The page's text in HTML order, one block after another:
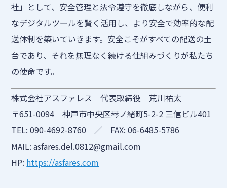
社」として、安全管理と法令遵守を徹底しながら、便利
なデジタルツールを賢く活用し、より安全で効率的な配
送体制を築いていきます。安全こそがすべての配送の土
台であり、それを無理なく続ける仕組みづくりが私たち
の使命です。
株式会社アスファレス 代表取締役 荒川祐太
〒651-0094 神戸市中央区琴ノ緒町5-2-2 三信ビル401
TEL: 090-4692-8760 ／ FAX: 06-6485-5786
MAIL: asfares.del.0812@gmail.com
HP: https://asfares.com